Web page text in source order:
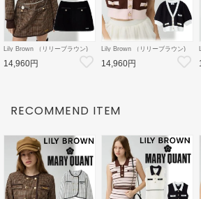
Lily Brown （リリーブラウン)
【LB×MARY QUANT】ミニス
カート 26秋冬
【LWFS264101】フレアスカー
14,960円
Lily Brown （リリーブラウン)
【LB×MARY QUANT】ニット
カーディガン 26秋冬
【LWND264109】カーディガン
14,960円
RECOMMEND ITEM